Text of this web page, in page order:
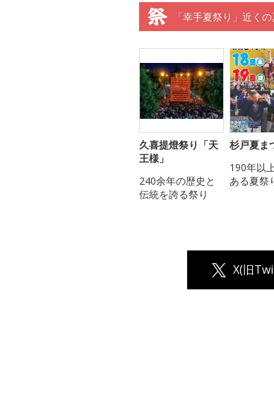
「幸手夏祭り」近く
久喜提燈祭り「天
王様」
240余年の歴史と
伝統を誇る祭り
杉戸夏ま
190年以
ある夏祭
X(旧